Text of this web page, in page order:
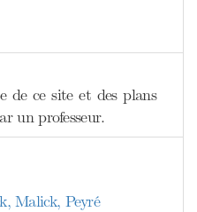
de ce site et des plans
un professeur.
Malick, Peyré